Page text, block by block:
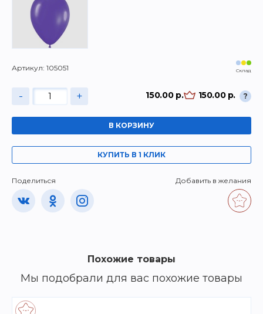
Артикул: 105051 Склад
- + 150.00 р. 150.00 р. ?
В КОРЗИНУ
КУПИТЬ В 1 КЛИК
Поделиться Добавить в желания
Похожие товары
Мы подобрали для вас похожие товары